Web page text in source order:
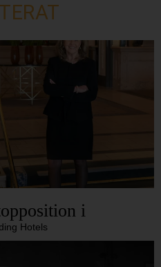
i
Hotels